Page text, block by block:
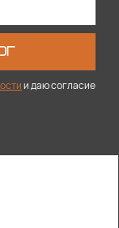
и даю согласие